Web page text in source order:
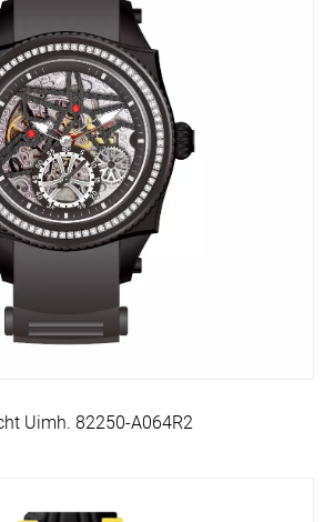
Uimh. 82250-A064R2